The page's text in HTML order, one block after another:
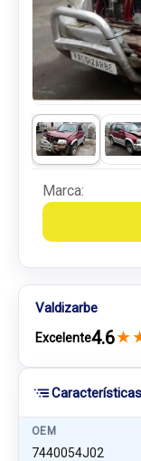
OEM
7440054J02
Marca:
Valdizarbe
Excelente4.6★